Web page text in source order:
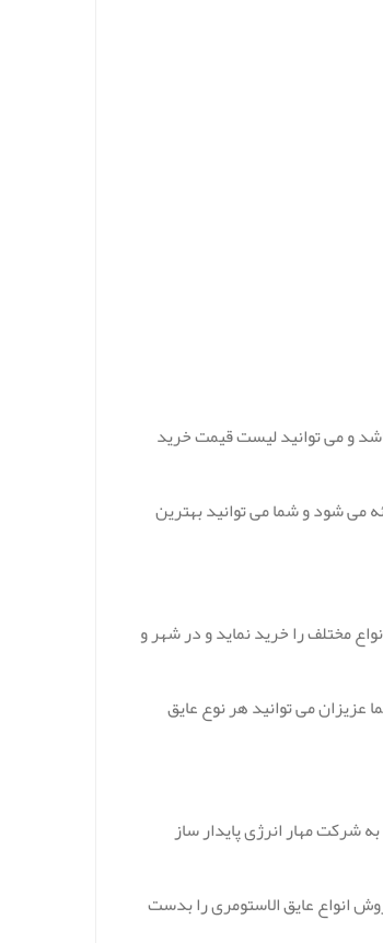
و می توانید لیست قیمت خرید
می شود و شما می توانید بهترین
مختلف را خرید نماید و در شهر و
عزیزان می توانید هر نوع عایق
شرکت مهار انرژی پایدار ساز
انواع عایق الاستومری را بدست